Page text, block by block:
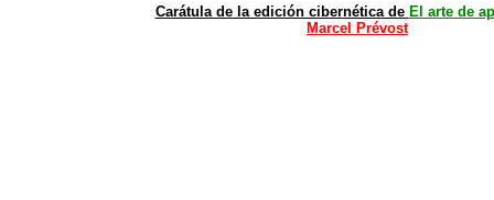
Carátula de la edición cibernética de El arte de
Marcel Prévost